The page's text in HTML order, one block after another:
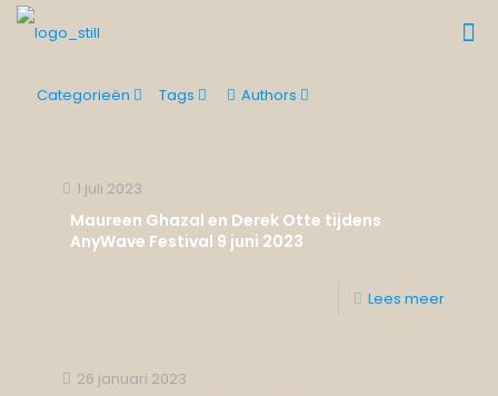
Categorieën Tags Authors
1 juli 2023
Maureen Ghazal en Derek Otte tijdens
AnyWave Festival 9 juni 2023
Lees meer
26 januari 2023